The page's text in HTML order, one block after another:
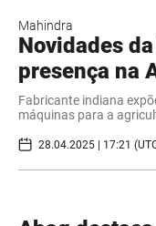
Mahindra
Novidades
presença na
Fabricante indiana
máquinas para a
28.04.2025 | 17:21